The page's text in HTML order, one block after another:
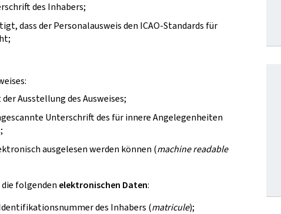
des Inhabers;
dass der Personalausweis den ICAO-Standards für
Ausstellung des Ausweises;
Unterschrift des für innere Angelegenheiten
ausgelesen werden können (machine readable
folgenden elektronischen Daten:
des Inhabers (matricule);